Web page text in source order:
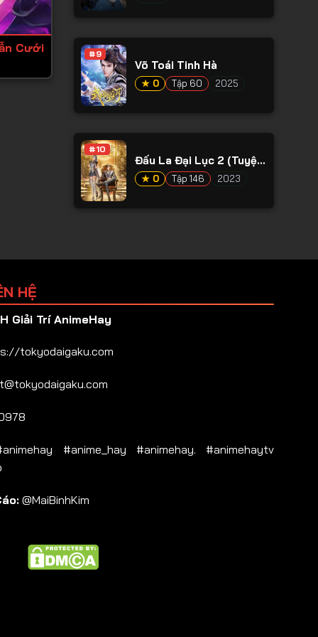
Cưới
#9
Võ Toái Tinh Hà
★ 0 Tập 60 2025
#10
Đấu La Đại Lục 2 (Tuyệt
Thế Đường Môn)
★ 0 Tập 146 2023
HỆ
Giải Trí AnimeHay
tokyodaigaku.com
#anime_hay #animehay. #animehaytv
@MaiBinhKim